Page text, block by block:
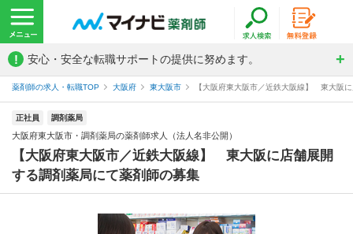
! 安心・安全な転職サポートの提供に努めます。
薬剤師の求人・転職TOP 大阪府 東大阪市 【大阪府東大阪市／近鉄大阪線】 東大阪
正社員 調剤薬局
大阪府東大阪市・調剤薬局の薬剤師求人（法人名非公開）
【大阪府東大阪市／近鉄大阪線】 東大阪に店舗展開
する調剤薬局にて薬剤師の募集